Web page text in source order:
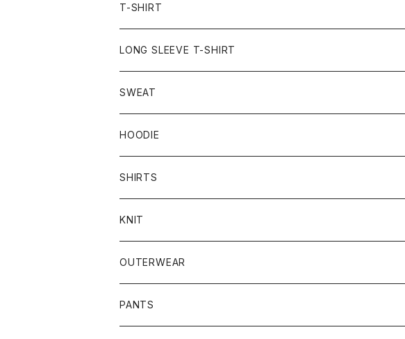
T-SHIRT
LONG SLEEVE T-SHIRT
SWEAT
HOODIE
SHIRTS
KNIT
OUTERWEAR
PANTS